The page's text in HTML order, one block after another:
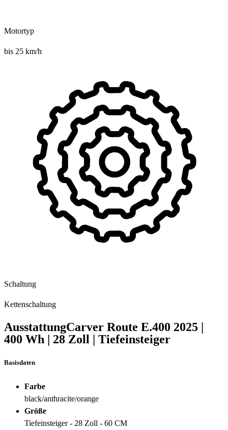
Motortyp
bis 25 km/h
Schaltung
Kettenschaltung
AusstattungCarver Route E.400 2025
400 Wh
28 Zoll Tiefeinsteiger
Basisdaten
Farbe
black/anthracite/orange
Größe
Tiefeinsteiger - 28 Zoll - 60 CM